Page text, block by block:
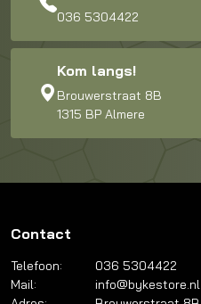
036 5304422
Kom langs!
Brouwerstraat 8B
1315 BP Almere
Contact
Telefoon:
036 5304422
Mail:
info@bykestore.nl